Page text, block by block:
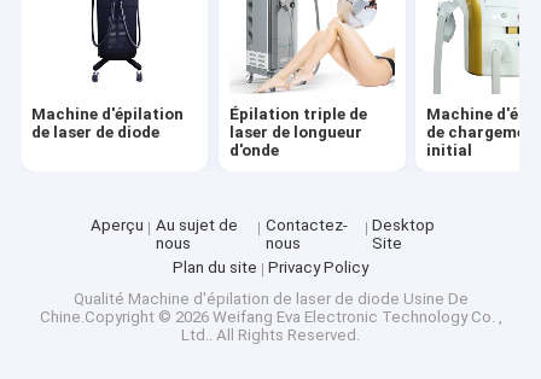
Machine d'épilation
de laser de diode
Épilation triple de
laser de longueur
d'onde
Machine
de
initial
Aperçu
Au sujet de
nous
Contactez-
nous
Desktop
Site
Plan du site
Privacy Policy
Qualité Machine d'épilation de laser de diode Usine De
Chine.Copyright © 2026 Weifang Eva Electronic Technology Co. ,
Ltd.. All Rights Reserved.